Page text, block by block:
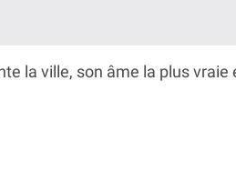
la ville, son âme la plus